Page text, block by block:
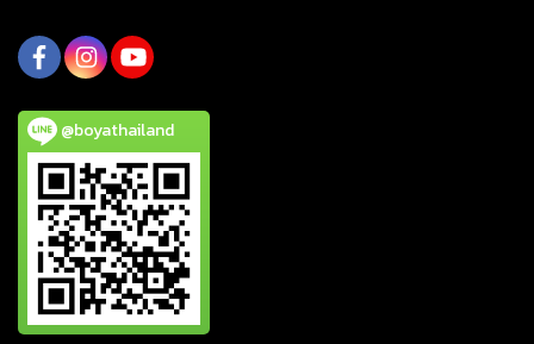
@boyathailand